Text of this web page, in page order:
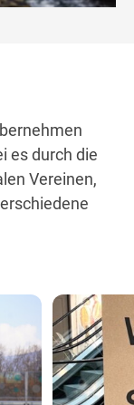
es durch die
Vereinen,